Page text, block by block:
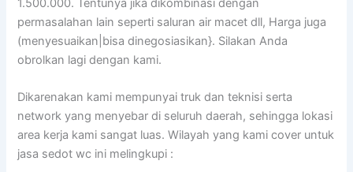
1.500.000. Tentunya jika dikombinasi dengan
permasalahan lain seperti saluran air macet dll, Harga juga
(menyesuaikan|bisa dinegosiasikan}. Silakan Anda
obrolkan lagi dengan kami.
Dikarenakan kami mempunyai truk dan teknisi serta
network yang menyebar di seluruh daerah, sehingga lokasi
area kerja kami sangat luas. Wilayah yang kami cover untuk
jasa sedot wc ini melingkupi :